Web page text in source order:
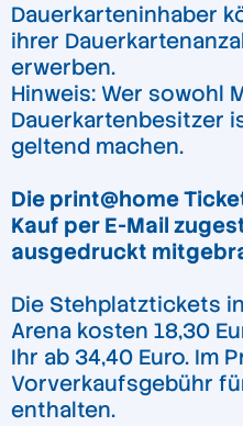
Dauerkarteninhaber
ihrer
erwerben.
Hinweis: Wer sowohl
Dauerkartenbesitzer
geltend machen.
Die print@home
Kauf per E-Mail
ausgedruckt
Die Stehplatztickets
Arena kosten 18,30
Ihr ab 34,40 Euro. Im
Vorverkaufsgebühr
enthalten.